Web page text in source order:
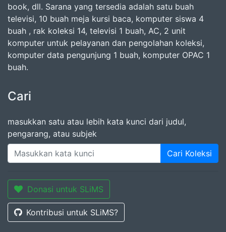
book, dll. Sarana yang tersedia adalah satu buah
televisi, 10 buah meja kursi baca, komputer siswa 4
buah , rak koleksi 14, televisi 1 buah, AC, 2 unit
komputer untuk pelayanan dan pengolahan koleksi,
komputer data pengunjung 1 buah, komputer OPAC 1
buah.
Cari
masukkan satu atau lebih kata kunci dari judul,
pengarang, atau subjek
Cari Koleksi
Donasi untuk SLiMS
Kontribusi untuk SLiMS?